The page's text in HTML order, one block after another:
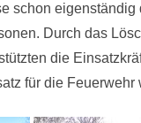
schon
Durch das
die
für die